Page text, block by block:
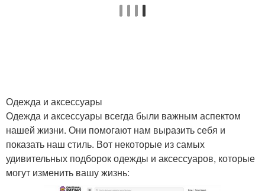
Одежда и аксессуары
Одежда и аксессуары всегда были важным аспектом
нашей жизни. Они помогают нам выразить себя и
показать наш стиль. Вот некоторые из самых
удивительных подборок одежды и аксессуаров, которые
могут изменить вашу жизнь: